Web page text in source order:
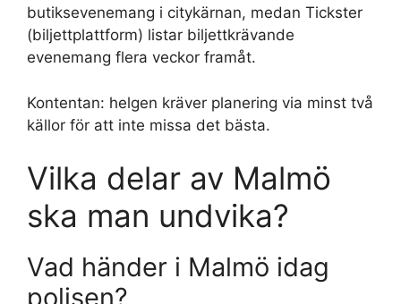
butiksevenemang i citykärnan, medan Tickster
(biljettplattform) listar biljettkrävande
evenemang flera veckor framåt.
Kontentan: helgen kräver planering via minst två
källor för att inte missa det bästa.
Vilka delar av Malmö
ska man undvika?
Vad händer i Malmö idag
polisen?